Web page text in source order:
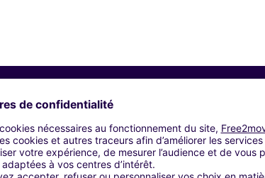
Agences similaires